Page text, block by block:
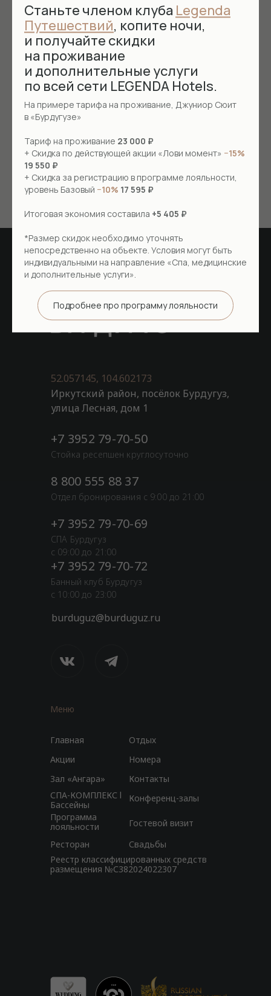
Открытая беседка
день – 20 500 ₽ выходные
и праздничные дни
Забронировать
Открытая небольшая беседка для пикника
с семьей и друзьями располагается
за основным зданием парк-отеля «Бурдугуз».
Рядом с беседкой оборудован спуск к заливу
реки Ангары.
52.057145, 104.602173
Меню
Иркутский район, посёлок Бурдугуз,
улица Лесная, дом 1
Стойка ресепшен круглосуточно
+7 3952 79-70-50
burduguz@burduguz.ru
Главная
Отдых
Акции
Номера
Зал «Ангара»
Контакты
СПА-КОМПЛЕКС l
Бассейны
Конференц-залы
Программа
лояльности
Гостевой визит
Ресторан
Свадьбы
Реестр классифицированных средств
размещения №С382024022307
8 800 555 88 37
Отдел бронирования с 9:00 до 21:00
Банный клуб Бурдугуз
с 10:00 до 23:00
+7 3952 79-70-72
+7 3952 79-70-69
СПА Бурдугуз
с 09:00 до 21:00
Станьте членом клуба Legenda
Путешествий, копите ночи,
и получайте скидки
на проживание
и дополнительные услуги
по всей сети LEGENDA Hotels.
На примере тарифа на проживание, Джуниор Сюит
в «Бурдугузе»
Тариф на проживание 23 000 ₽
+ Скидка по действующей акции «Лови момент» −15%
19 550 ₽
+ Скидка за регистрацию в программе лояльности,
уровень Базовый −10% 17 595 ₽
Итоговая экономия составила +5 405 ₽
*Размер скидок необходимо уточнять
непосредственно на объекте. Условия могут быть
индивидуальными на направление «Спа, медицинские
и дополнительные услуги».
Подробнее про программу лояльности